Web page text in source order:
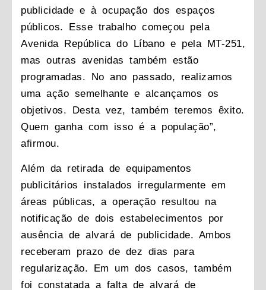
publicidade e à ocupação dos espaços
públicos. Esse trabalho começou pela
Avenida República do Líbano e pela MT-251,
mas outras avenidas também estão
programadas. No ano passado, realizamos
uma ação semelhante e alcançamos os
objetivos. Desta vez, também teremos êxito.
Quem ganha com isso é a população”,
afirmou.
Além da retirada de equipamentos
publicitários instalados irregularmente em
áreas públicas, a operação resultou na
notificação de dois estabelecimentos por
ausência de alvará de publicidade. Ambos
receberam prazo de dez dias para
regularização. Em um dos casos, também
foi constatada a falta de alvará de